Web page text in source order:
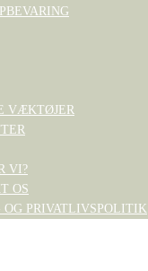
VÆKTØJER
VI?
OS
OG PRIVATLIVSPOLITIK